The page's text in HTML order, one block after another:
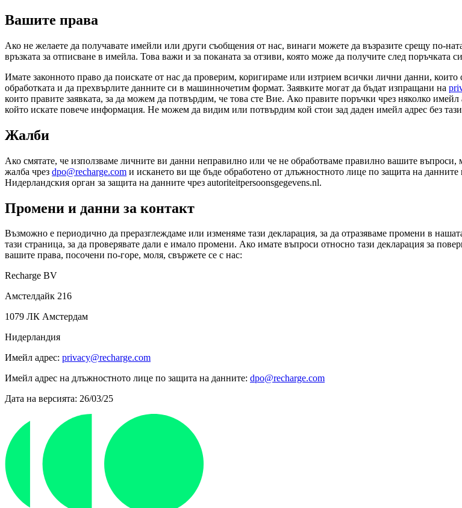
Вашите права
Ако не желаете да получавате имейли или други съобщения от нас, винаги можете да възразите срещу по-
връзката за отписване в имейла. Това важи и за поканата за отзиви, която може да получите след поръчката
Имате законното право да поискате от нас да проверим, коригираме или изтрием всички лични данни,
обработката и да прехвърлите данните си в машинночетим формат. Заявките могат да бъдат изпращани на
които правите заявката, за да можем да потвърдим, че това сте Вие. Ако правите поръчки чрез няколко имейл
който искате повече информация. Не можем да видим или потвърдим кой стои зад даден имейл адрес без
Жалби
Ако смятате, че използваме личните ви данни неправилно или че не обработваме правилно вашите въпроси,
жалба чрез dpo@recharge.com и искането ви ще бъде обработено от длъжностното лице по защита на
Нидерландския орган за защита на данните чрез autoriteitpersoonsgegevens.nl.
Промени и данни за контакт
Възможно е периодично да преразглеждаме или изменяме тази декларация, за да отразяваме промени в
тази страница, за да проверявате дали е имало промени. Ако имате въпроси относно тази декларация за
вашите права, посочени по-горе, моля, свържете се с нас:
Recharge BV
Амстелдайк 216
1079 ЛК Амстердам
Нидерландия
Имейл адрес: privacy@recharge.com
Имейл адрес на длъжностното лице по защита на данните: dpo@recharge.com
Дата на версията: 26/03/25